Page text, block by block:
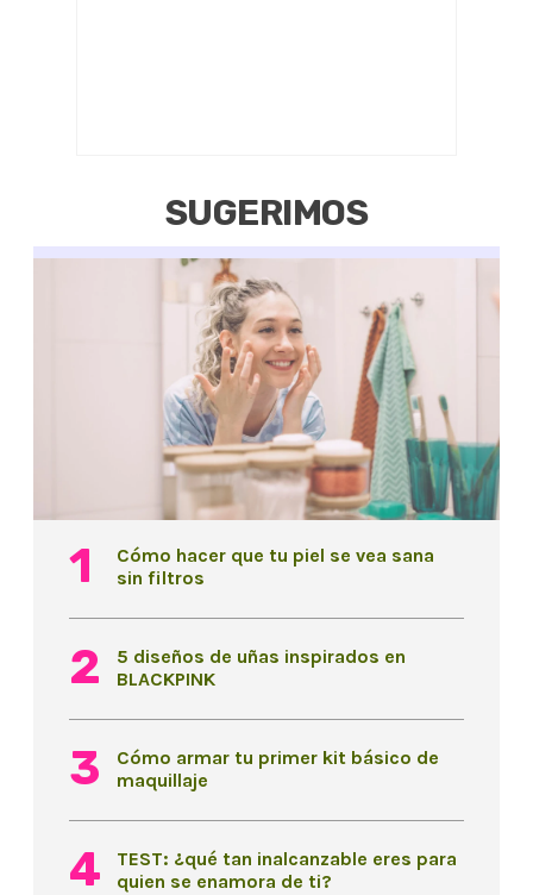
SUGERIMOS
Cómo hacer que tu piel se vea sana
sin filtros
5 diseños de uñas inspirados en
BLACKPINK
Cómo armar tu primer kit básico de
maquillaje
TEST: ¿qué tan inalcanzable eres para
quien se enamora de ti?